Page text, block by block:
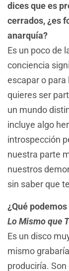
dices que es
cerrados, ¿es
anarquía?
Es un poco de
conciencia
escapar o para
quieres ser
un mundo
incluye algo
introspección
nuestra parte
nuestros
sin saber que
¿Qué
Lo Mismo que
Es un disco
mismo
produciría.